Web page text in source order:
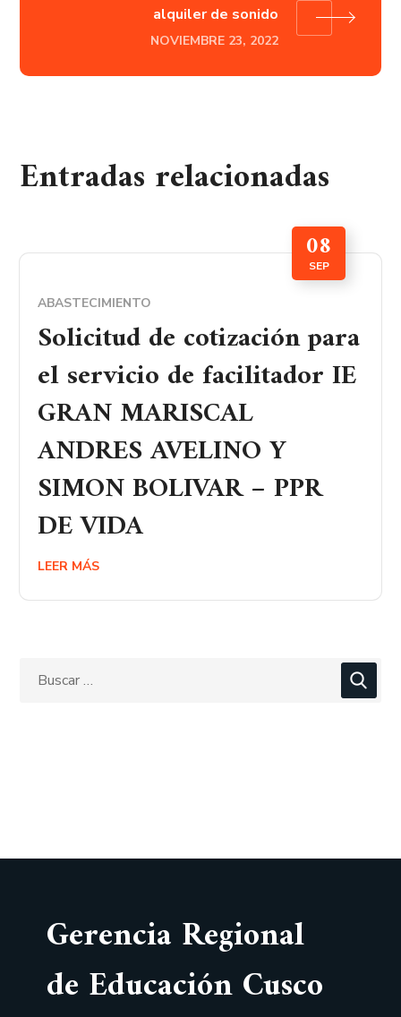
alquiler de sonido
NOVIEMBRE 23, 2022
Entradas relacionadas
08
SEP
ABASTECIMIENTO
Solicitud de cotización para
el servicio de facilitador IE
GRAN MARISCAL
ANDRES AVELINO Y
SIMON BOLIVAR – PPR
DE VIDA
LEER MÁS
Gerencia Regional
de Educación Cusco